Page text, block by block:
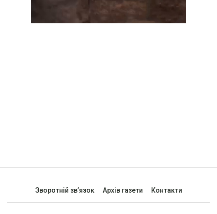
Зворотній зв’язок Архів газети Контакти